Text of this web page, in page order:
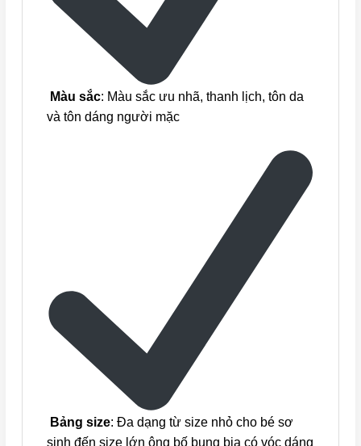
Màu sắc: Màu sắc ưu nhã, thanh lịch, tôn da
và tôn dáng người mặc
Bảng size: Đa dạng từ size nhỏ cho bé sơ
sinh đến size lớn ông bố bụng bia có vóc dáng